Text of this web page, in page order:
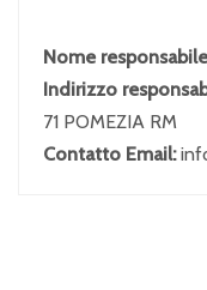
Nome
Indirizzo
71 POMEZIA RM
Contatto Email: